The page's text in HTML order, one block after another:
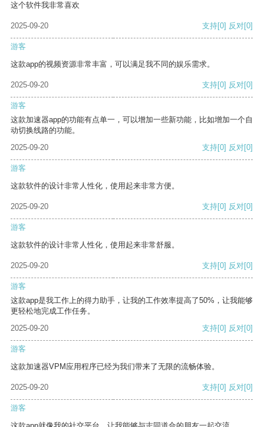
这个软件我非常喜欢
2025-09-20 支持[0] 反对[0]
游客
这款app的视频资源非常丰富，可以满足我不同的娱乐需求。
2025-09-20 支持[0] 反对[0]
游客
这款加速器app的功能有点单一，可以增加一些新功能，比如增加一个自
动切换线路的功能。
2025-09-20
支持[0] 反对[0]
游客
这款软件的设计非常人性化，使用起来非常方便。
2025-09-20 支持[0] 反对[0]
游客
这款软件的设计非常人性化，使用起来非常舒服。
2025-09-20 支持[0] 反对[0]
游客
这款app是我工作上的得力助手，让我的工作效率提高了50%，让我能够
更轻松地完成工作任务。
2025-09-20
支持[0] 反对[0]
游客
这款加速器VPM应用程序已经为我们带来了无限的流畅体验。
2025-09-20 支持[0] 反对[0]
游客